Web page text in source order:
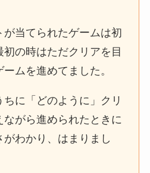
が当てられたゲームは初
の時はただクリアを目
ムを進めてました。
に「どのように」クリ
がら進められたときに
わかり、はまりまし